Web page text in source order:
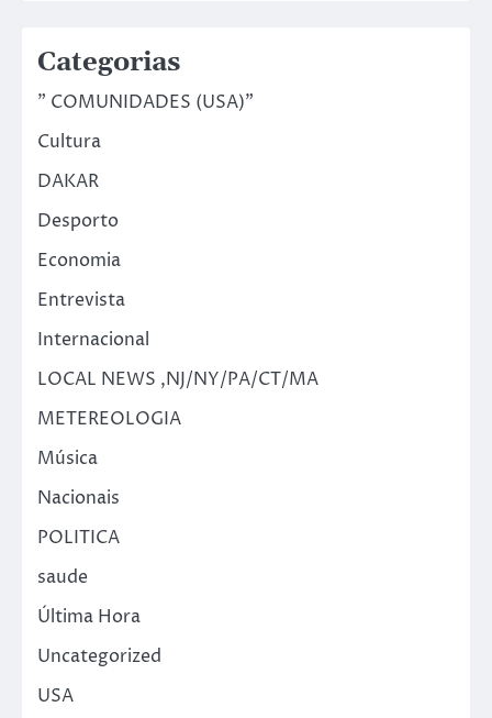
Categorias
" COMUNIDADES (USA)"
Cultura
DAKAR
Desporto
Economia
Entrevista
Internacional
LOCAL NEWS ,NJ/NY/PA/CT/MA
METEREOLOGIA
Música
Nacionais
POLITICA
saude
Última Hora
Uncategorized
USA